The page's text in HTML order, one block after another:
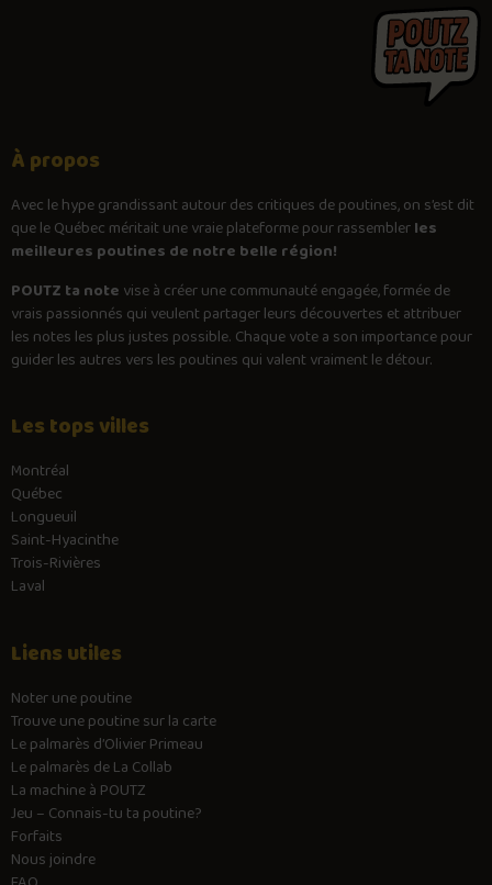
À propos
Avec lehypegrandissant autour des critiques de poutines, on s’est dit
que le Québec méritait une vraie plateforme pour rassemblerles
meilleures poutines de notre belle région!
POUTZ ta note vise à créer une communauté engagée, formée de
vrais passionnés qui veulent partager leurs découvertes et attribuer
les notes les plus justes possible. Chaque vote a son importance pour
guider les autres vers les poutines qui valent vraiment le détour.
Les tops villes
Montréal
Québec
Longueuil
Saint-Hyacinthe
Trois-Rivières
Laval
Liens utiles
Noter une poutine
Trouve une poutine sur la carte
Le palmarès d’Olivier Primeau
Le palmarès de La Collab
La machine à POUTZ
Jeu – Connais-tu ta poutine?
Forfaits
Nous joindre